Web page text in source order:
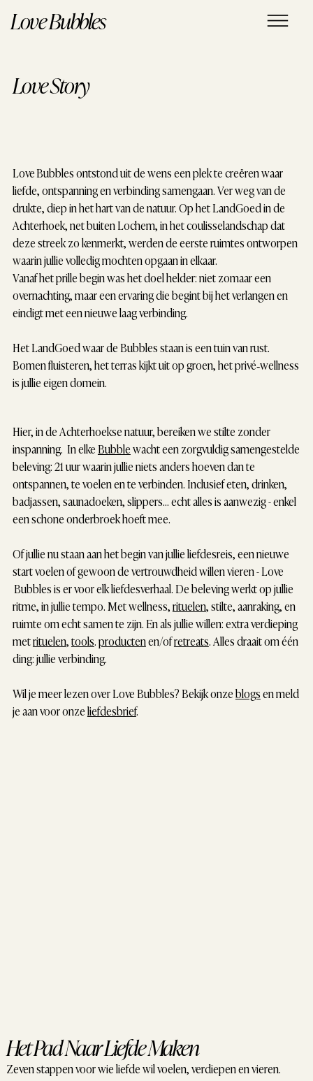
Love Bubbles
Love Story
Love Bubbles ontstond uit de wens een plek te creëren waar
liefde, ontspanning en verbinding samengaan. Ver weg van de
drukte, diep in het hart van de natuur. Op het LandGoed in de
Achterhoek, net buiten Lochem, in het coulisselandschap dat
deze streek zo kenmerkt, werden de eerste ruimtes ontworpen
waarin jullie volledig mochten opgaan in elkaar.
Vanaf het prille begin was het doel helder: niet zomaar een
overnachting, maar een ervaring die begint bij het verlangen en
eindigt met een nieuwe laag verbinding.
Het LandGoed waar de Bubbles staan is een tuin van rust.
Bomen fluisteren, het terras kijkt uit op groen, het privé‑wellness
is jullie eigen domein.
Hier, in de Achterhoekse natuur, bereiken we stilte zonder
inspanning. In elkeBubblewacht een zorgvuldig samengestelde
beleving: 21 uur waarin jullie niets anders hoeven dan te
ontspannen, te voelen en te verbinden. Inclusief eten, drinken,
badjassen, saunadoeken, slippers... echt alles is aanwezig - enkel
een schone onderbroek hoeft mee.
Of jullie nu staan aan het begin van jullie liefdesreis, een nieuwe
start voelen of gewoon de vertrouwdheid willen vieren - Love
Bubbles is er voor elk liefdesverhaal. De beleving werkt op jullie
ritme, in jullie tempo. Met wellness,rituelen, stilte, aanraking, en
ruimte om echt samen te zijn. En als jullie willen: extra verdieping
metrituelen,tools.productenen/ofretreats. Alles draait om één
ding: jullie verbinding.
Wil je meer lezen over Love Bubbles? Bekijk onzeblogsen meld
je aan voor onzeliefdesbrief.
Het Pad Naar Liefde Maken
Zeven stappen voor wie liefde wil voelen, verdiepen en vieren.